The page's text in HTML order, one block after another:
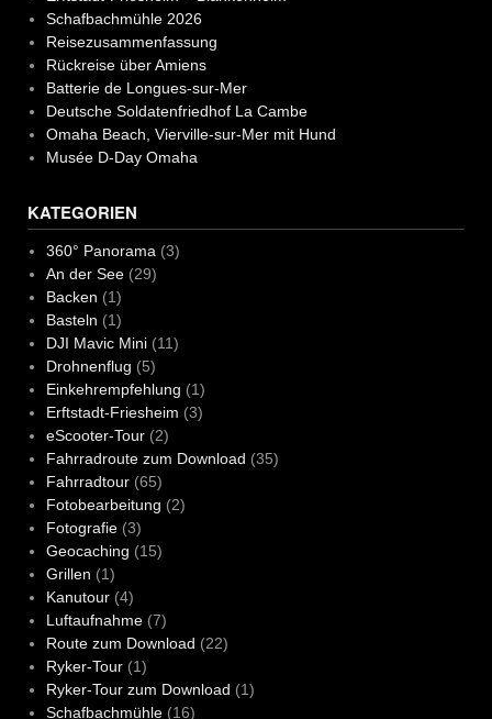
Schafbachmühle 2026
Reisezusammenfassung
Rückreise über Amiens
Batterie de Longues-sur-Mer
Deutsche Soldatenfriedhof La Cambe
Omaha Beach, Vierville-sur-Mer mit Hund
Musée D-Day Omaha
KATEGORIEN
360° Panorama (3)
An der See(29)
Backen (1)
Basteln (1)
DJI Mavic Mini(11)
Drohnenflug (5)
Einkehrempfehlung (1)
Erftstadt-Friesheim (3)
eScooter-Tour(2)
Fahrradroute zum Download (35)
Fahrradtour(65)
Fotobearbeitung (2)
Fotografie(3)
Geocaching (15)
Grillen (1)
Kanutour(4)
Luftaufnahme(7)
Route zum Download (22)
Ryker-Tour(1)
Ryker-Tour zum Download (1)
Schafbachmühle(16)